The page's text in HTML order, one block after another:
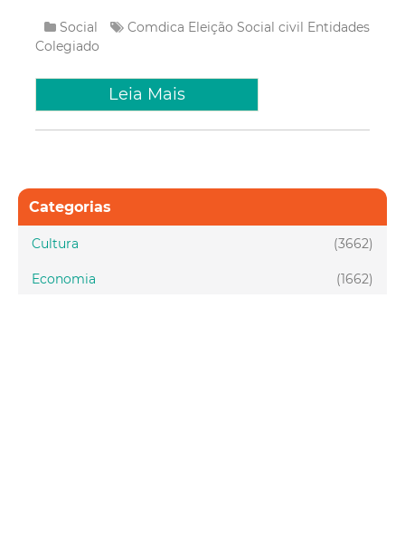
Social Comdica Eleição Social civil Entidades
Colegiado
Leia Mais
Categorias
(3662)
Cultura
(1662)
Economia